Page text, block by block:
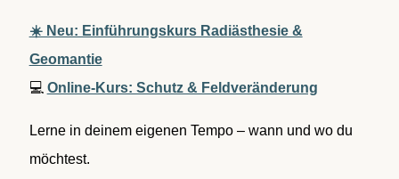
☀️ Neu: Einführungskurs Radiästhesie &
Geomantie
💻 Online-Kurs: Schutz & Feldveränderung
Lerne in deinem eigenen Tempo – wann und wo du
möchtest.